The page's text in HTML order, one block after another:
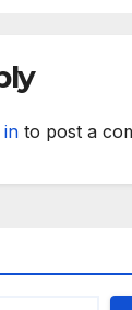
in to post a